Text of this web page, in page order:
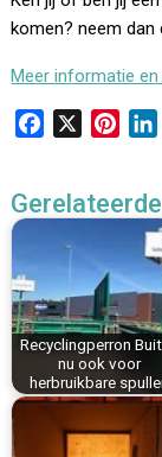
komen? neem
Meer informatie en
e
o
o
k
t
r
e
s
t
k
Recyclingperron
nu ook voor
herbruikbare